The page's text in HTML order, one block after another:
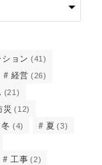
ョン (41)
経営 (26)
(21)
災 (12)
冬 (4) 夏 (3)
工事 (2)